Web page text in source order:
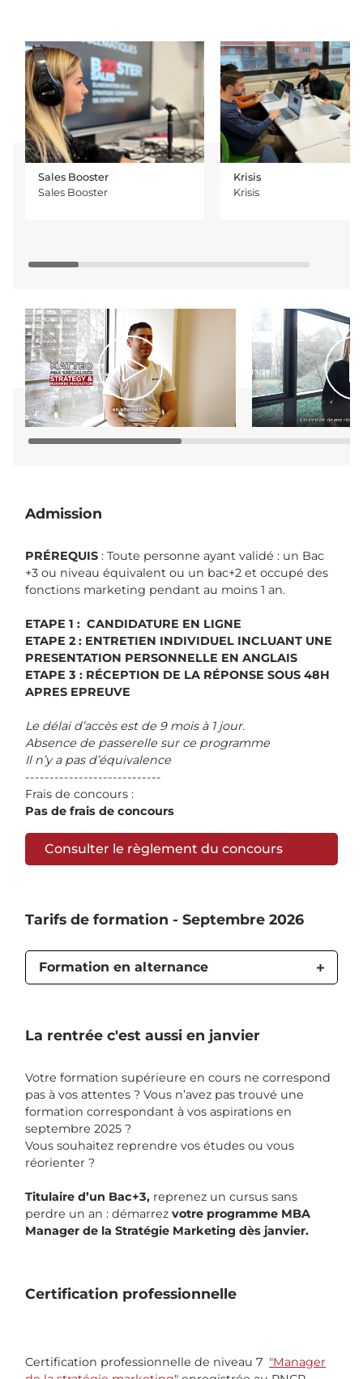
Sales Booster
Sales Booster
Krisis
Krisis
Admission
PRÉREQUIS : Toute personne ayant validé : un Bac
+3 ou niveau équivalent ou un bac+2 et occupé des
fonctions marketing pendant au moins 1 an.
ETAPE 1 : CANDIDATURE EN LIGNE
ETAPE 2 : ENTRETIEN INDIVIDUEL INCLUANT UNE
PRESENTATION PERSONNELLE EN ANGLAIS
ETAPE 3 : RÉCEPTION DE LA RÉPONSE SOUS 48H
APRES EPREUVE
Le délai d’accès est de 9 mois à 1 jour.
Absence de passerelle sur ce programme
Il n’y a pas d’équivalence
----------------------------
Frais de concours :
Pas de frais de concours
Consulter le règlement du concours
Tarifs de formation - Septembre 2026
Formation en alternance
La rentrée c'est aussi en janvier
Votre formation supérieure en cours ne correspond
pas à vos attentes ? Vous n’avez pas trouvé une
formation correspondant à vos aspirations en
septembre 2025 ?
Vous souhaitez reprendre vos études ou vous
réorienter ?
Titulaire d’un Bac+3, reprenez un cursus sans
perdre un an : démarrez votre programme MBA
Manager de la Stratégie Marketing dès janvier.
Certification professionnelle
Certification professionnelle de niveau 7 "Manager